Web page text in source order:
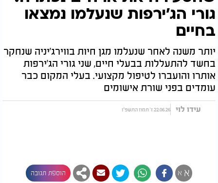
גורי הג'ירפות שנעלמו נמצאו
בחיים
יותר משנה לאחר שנעלמו מגן חיות בווירג'יניה שנחקר
בחשד להתעללות בבעלי חיים, שני גורי הג'ירפות
אותרו והועברו לטיפול מקצועי. בעלי המקום כבר
עומדים בפני שורת אישומים
עידו לוי 22.06.26 ז' תמוז התשפ"ו
א א הוספת תגובה